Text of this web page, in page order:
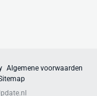
Algemene voorwaarden